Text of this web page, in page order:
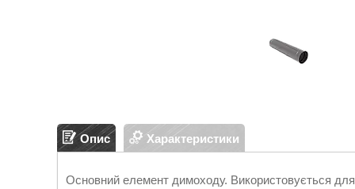
Опис Характеристики
Основний елемент димоходу. Використовується